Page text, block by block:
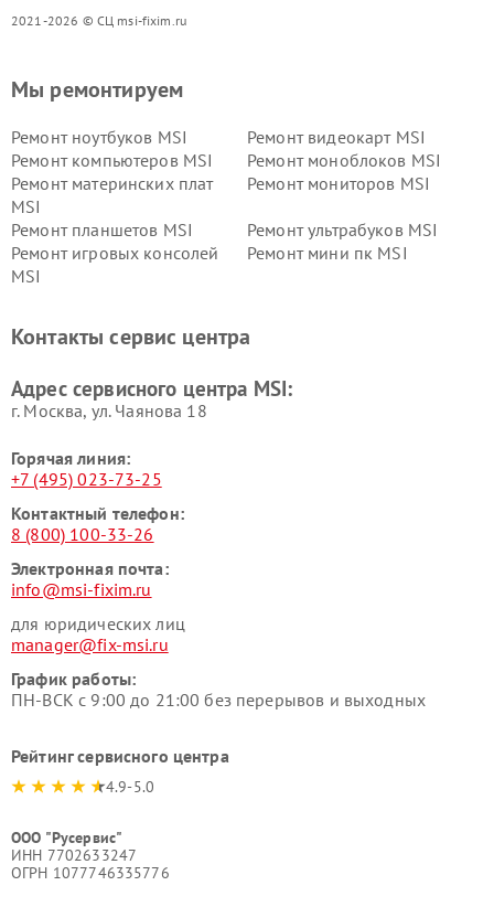
2021-2026 © СЦ msi-fixim.ru
Мы ремонтируем
Ремонт ноутбуков MSI
Ремонт видеокарт MSI
Ремонт компьютеров MSI
Ремонт моноблоков MSI
Ремонт материнских плат
MSI
Ремонт мониторов MSI
Ремонт планшетов MSI
Ремонт ультрабуков MSI
Ремонт игровых консолей
MSI
Ремонт мини пк MSI
Контакты сервис центра
Адрес сервисного центра MSI:
г. Москва, ул. Чаянова 18
Горячая линия:
+7 (495) 023-73-25
Контактный телефон:
8 (800) 100-33-26
Электронная почта:
info@msi-fixim.ru
для юридических лиц
manager@fix-msi.ru
График работы:
ПН-ВСК с 9:00 до 21:00 без перерывов и выходных
Рейтинг сервисного центра
4.9-5.0
ООО "Русервис"
ИНН 7702633247
ОГРН 1077746335776